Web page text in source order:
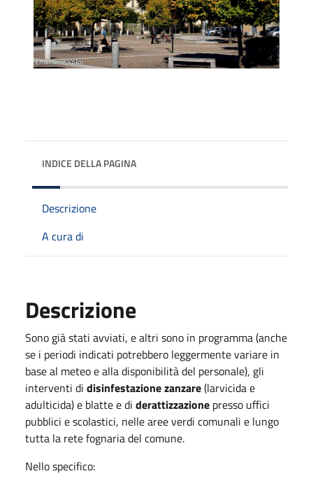
INDICE DELLA PAGINA
Descrizione
A cura di
Descrizione
Sono già stati avviati, e altri sono in programma (anche
se i periodi indicati potrebbero leggermente variare in
base al meteo e alla disponibilità del personale), gli
interventi di disinfestazione zanzare(larvicida e
adulticida) e blatte e di derattizzazione presso uffici
pubblici e scolastici, nelle aree verdi comunali e lungo
tutta la rete fognaria del comune.
Nello specifico: